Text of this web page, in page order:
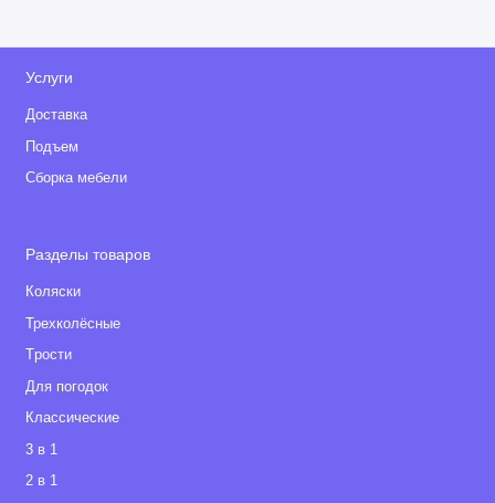
Услуги
Доставка
Подъем
Сборка мебели
Разделы товаров
Коляски
Трехколёсные
Tрости
Для погодок
Классические
3 в 1
2 в 1